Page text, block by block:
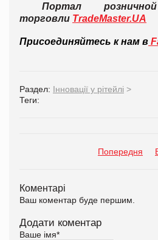
Портал
торговли TradeMaster.UA
Присоединяйтесь к нам в
Раздел: Інновації у рітейлі >
Теги:
Попередня
Коментарі
Ваш коментар буде першим.
Додати коментар
Ваше імя*